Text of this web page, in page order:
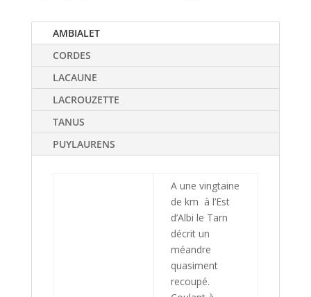
AMBIALET
CORDES
LACAUNE
LACROUZETTE
TANUS
PUYLAURENS
A une vingtaine
de km à l’Est
d’Albi le Tarn
décrit un
méandre
quasiment
recoupé.